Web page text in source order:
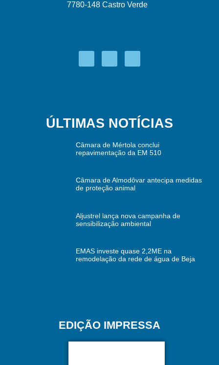
7780-148 Castro Verde
ÚLTIMAS NOTÍCIAS
Câmara de Mértola conclui
repavimentação da EM 510
Câmara de Almodôvar antecipa medidas
de proteção animal
Aljustrel lança nova campanha de
sensibilização ambiental
EMAS investe quase 2,2ME na
remodelação da rede de água de Beja
EDIÇÃO IMPRESSA